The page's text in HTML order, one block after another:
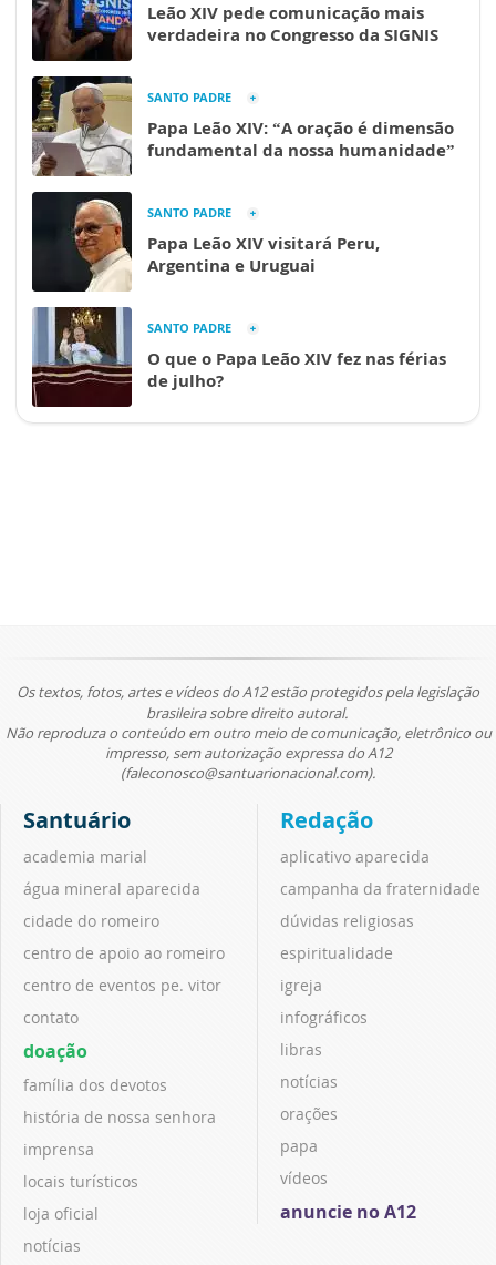
Leão XIV pede comunicação mais
verdadeira no Congresso da SIGNIS
SANTO PADRE
Papa Leão XIV: “A oração é dimensão
fundamental da nossa humanidade”
SANTO PADRE
Papa Leão XIV visitará Peru,
Argentina e Uruguai
SANTO PADRE
O que o Papa Leão XIV fez nas férias
de julho?
Os textos, fotos, artes e vídeos do A12 estão protegidos pela legislação
brasileira sobre direito autoral.
Não reproduza o conteúdo em outro meio de comunicação, eletrônico ou
impresso, sem autorização expressa do A12
(faleconosco@santuarionacional.com).
Santuário
academia marial
água mineral aparecida
cidade do romeiro
centro de apoio ao romeiro
centro de eventos pe. vitor
contato
doação
família dos devotos
história de nossa senhora
imprensa
locais turísticos
loja oficial
notícias
Redação
aplicativo aparecida
campanha da fraternidade
dúvidas religiosas
espiritualidade
igreja
infográficos
libras
notícias
orações
papa
vídeos
anuncie no A12